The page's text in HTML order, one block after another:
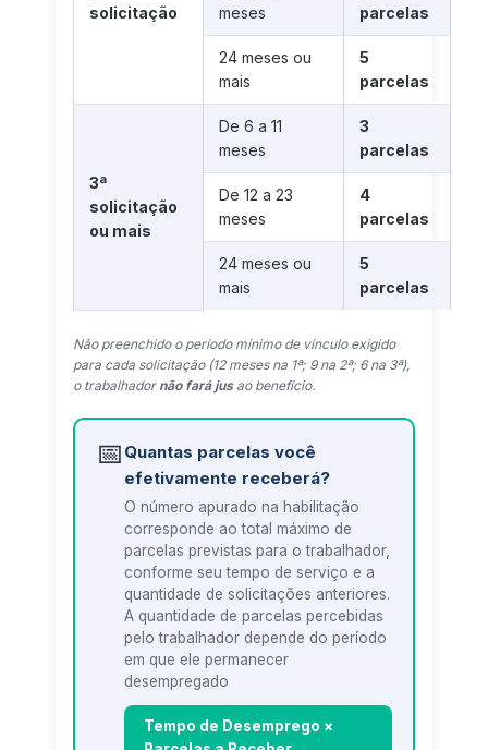
solicitação
meses
parcelas
24 meses ou
mais
5
parcelas
3ª
solicitação
ou mais
De 6 a 11
meses
3
parcelas
De 12 a 23
meses
4
parcelas
24 meses ou
mais
5
parcelas
Não preenchido o período mínimo de vínculo exigido
para cada solicitação (12 meses na 1ª; 9 na 2ª; 6 na 3ª),
o trabalhador não fará jusao benefício.
📅 Quantas parcelas você
efetivamente receberá?
O número apurado na habilitação
corresponde ao total máximo de
parcelas previstas para o trabalhador,
conforme seu tempo de serviço e a
quantidade de solicitações anteriores.
A quantidade de parcelas percebidas
pelo trabalhador depende do período
em que ele permanecer
desempregado
Tempo de Desemprego ×